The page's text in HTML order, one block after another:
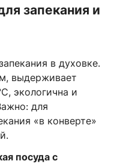
запекания и
в духовке.
выдерживает
экологична и
для
«в конверте»
посуда с